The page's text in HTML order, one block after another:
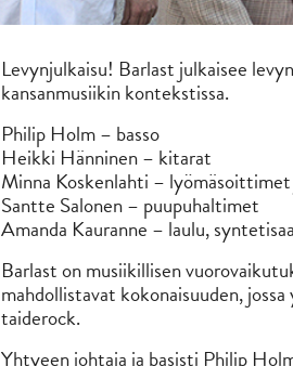
Levynjulkaisu! Barlast julkaisee
kansanmusiikin kontekstissa.
Philip Holm – basso
Heikki Hänninen – kitarat
Minna Koskenlahti –
Santte Salonen – puupuhaltimet
Amanda Kauranne – laulu,
Barlast on musiikillisen
mahdollistavat kokonaisuuden,
taiderock.
Yhtyeen johtaja ja basisti Philip